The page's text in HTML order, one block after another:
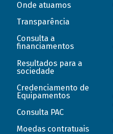
Onde atuamos
Transparência
Consulta a
financiamentos
Resultados para a
sociedade
Credenciamento de
Equipamentos
Consulta PAC
Moedas contratuais